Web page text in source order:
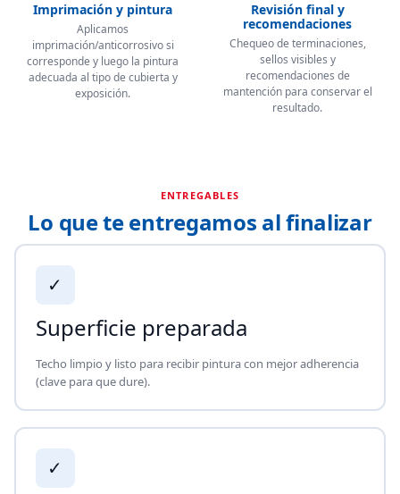
Imprimación y pintura
Aplicamos
imprimación/anticorrosivo si
corresponde y luego la pintura
adecuada al tipo de cubierta y
exposición.
Revisión final y
recomendaciones
Chequeo de terminaciones,
sellos visibles y
recomendaciones de
mantención para conservar el
resultado.
ENTREGABLES
Lo que te entregamos al finalizar
✓
Superficie preparada
Techo limpio y listo para recibir pintura con mejor adherencia
(clave para que dure).
✓